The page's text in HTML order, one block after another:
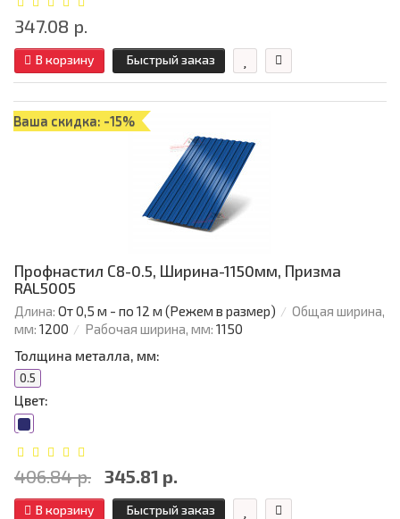
347.08 р.
В корзину Быстрый заказ
Ваша скидка: -15%
Профнастил С8-0.5, Ширина-1150мм, Призма
RAL5005
Длина: От 0,5 м - по 12 м (Режем в размер)
Общая ширина,
мм: 1200 Рабочая ширина, мм: 1150
Толщина металла, мм:
0.5
Цвет:
406.84 р. 345.81 р.
В корзину Быстрый заказ